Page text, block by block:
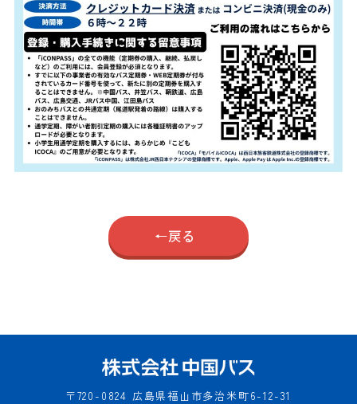
戻る
〒720-0824 広島県福山市多治米町6-12-31